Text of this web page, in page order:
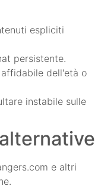
espliciti
persistente.
dell'età o
instabile sulle
e altri